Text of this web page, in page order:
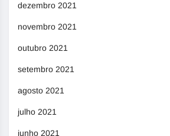
dezembro 2021
novembro 2021
outubro 2021
setembro 2021
agosto 2021
julho 2021
junho 2021